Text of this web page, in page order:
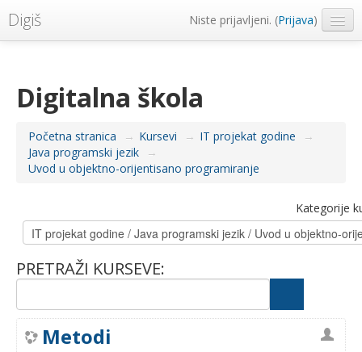
Digiš Niste prijavljeni. (Prijava)
Srpski ‎(sr_lt)‎
Digitalna škola
Početna stranica → Kursevi → IT projekat godine
→
Java programski jezik
→
Uvod u objektno-orijentisano programiranje
Kategorije
PRETRAŽI KURSEVE:
Metodi